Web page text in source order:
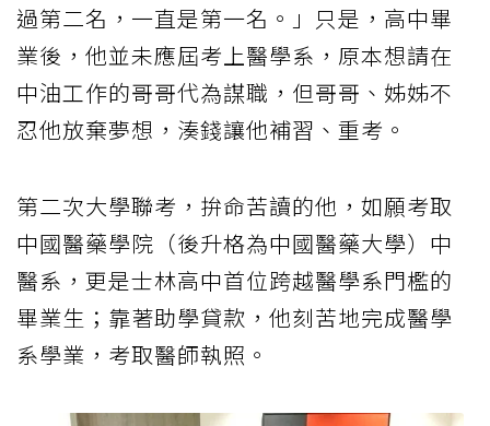
過第二名，一直是第一名。」只是，高中畢
業後，他並未應屆考上醫學系，原本想請在
中油工作的哥哥代為謀職，但哥哥、姊姊不
忍他放棄夢想，湊錢讓他補習、重考。
第二次大學聯考，拚命苦讀的他，如願考取
中國醫藥學院（後升格為中國醫藥大學）中
醫系，更是士林高中首位跨越醫學系門檻的
畢業生；靠著助學貸款，他刻苦地完成醫學
系學業，考取醫師執照。